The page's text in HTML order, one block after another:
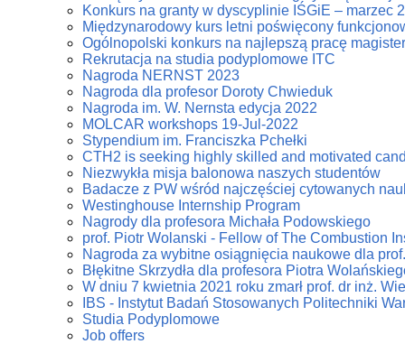
Konkurs na granty w dyscyplinie IŚGiE – marzec
Międzynarodowy kurs letni poświęcony
Ogólnopolski konkurs na najlepszą pracę
Rekrutacja na studia podyplomowe ITC
Nagroda NERNST 2023
Nagroda dla profesor Doroty Chwieduk
Nagroda im. W. Nernsta edycja 2022
MOLCAR workshops 19-Jul-2022
Stypendium im. Franciszka Pchełki
CTH2 is seeking highly skilled and motivated
Niezwykła misja balonowa naszych studentów
Badacze z PW wśród najczęściej cytowanych
Westinghouse Internship Program
Nagrody dla profesora Michała Podowskiego
prof. Piotr Wolanski - Fellow of The Combustion
Nagroda za wybitne osiągnięcia naukowe dla
Błękitne Skrzydła dla profesora Piotra
W dniu 7 kwietnia 2021 roku zmarł prof. dr inż.
IBS - Instytut Badań Stosowanych Politechniki
Studia Podyplomowe
Job offers